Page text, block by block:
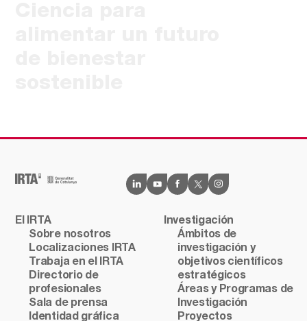
El IRTA
Sobre nosotros
Localizaciones IRTA
Trabaja en el IRTA
Directorio de
profesionales
Sala de prensa
Identidad gráfica
Investigación
Ámbitos de
investigación y
objetivos científicos
estratégicos
Áreas y Programas de
Investigación
Proyectos